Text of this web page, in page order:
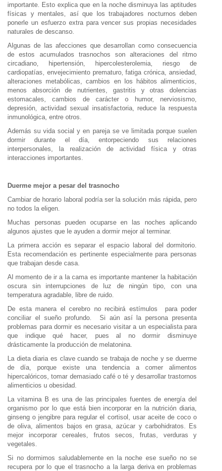
importante. Esto explica que en la noche disminuya las aptitudes
físicas y mentales, así que los trabajadores nocturnos deben
ponerle un esfuerzo extra para vencer sus propias necesidades
naturales de descanso.
Algunas de las afecciones que desarrollan como consecuencia
de estos acumulados trasnochos son alteraciones del ritmo
circadiano, hipertensión, hipercolesterolemia, riesgo de
cardiopatías, envejecimiento prematuro, fatiga crónica, ansiedad,
alteraciones metabólicas, cambios en los hábitos alimenticios,
menos absorción de nutrientes, gastritis y otras dolencias
estomacales, cambios de carácter o humor, nerviosismo,
depresión, actividad sexual insatisfactoria, reduce la respuesta
inmunológica, entre otros.
Además su vida social y en pareja se ve limitada porque suelen
dormir durante el día, entorpeciendo sus relaciones
interpersonales, la realización de actividad física y otras
interacciones importantes.
Duerme mejor a pesar del trasnocho
Cambiar de horario laboral podría ser la solución más rápida, pero
no todos la eligen.
Muchas personas pueden ocuparse en las noches aplicando
algunos ajustes que le ayuden a dormir mejor al terminar.
La primera acción es separar el espacio laboral del dormitorio.
Esta recomendación es pertinente especialmente para personas
que trabajan desde casa.
Al momento de ir a la cama es importante mantener la habitación
oscura sin interrupciones de luz de ningún tipo, con una
temperatura agradable, libre de ruido.
De esta manera el cerebro no recibirá estímulos para poder
conciliar el sueño profundo. Si aún así la persona presenta
problemas para dormir es necesario visitar a un especialista para
que indique qué hacer, pues al no dormir disminuye
drásticamente la producción de melatonina.
La dieta diaria es clave cuando se trabaja de noche y se duerme
de día, porque existe una tendencia a comer alimentos
hipercalóricos, tomar demasiado café o té y desarrollar trastornos
alimenticios u obesidad.
La vitamina B es una de las principales fuentes de energía del
organismo por lo que está bien incorporar en la nutrición diaria,
ginseng o jengibre para regular el cortisol, usar aceite de coco o
de oliva, alimentos bajos en grasa, azúcar y carbohidratos. Es
mejor incorporar cereales, frutos secos, frutas, verduras y
vegetales.
Si no dormimos saludablemente en la noche ese sueño no se
recupera por lo que el trasnocho a la larga deriva en problemas